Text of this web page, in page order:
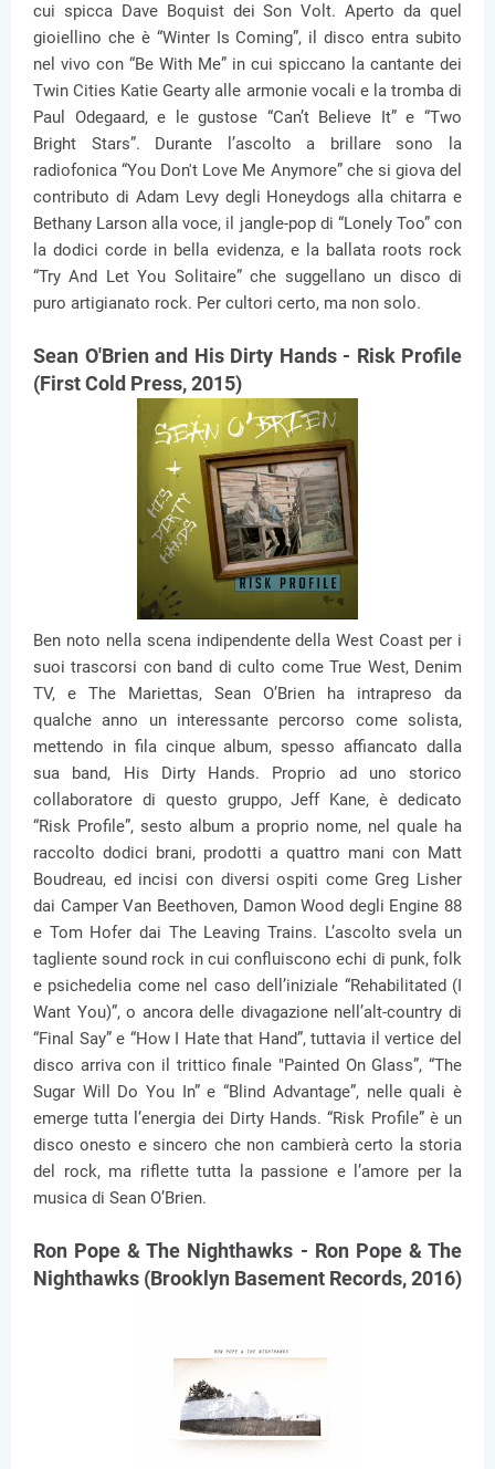
cui spicca Dave Boquist dei Son Volt. Aperto da quel
gioiellino che è “Winter Is Coming”, il disco entra subito
nel vivo con “Be With Me” in cui spiccano la cantante dei
Twin Cities Katie Gearty alle armonie vocali e la tromba di
Paul Odegaard, e le gustose “Can’t Believe It” e “Two
Bright Stars”. Durante l’ascolto a brillare sono la
radiofonica “You Don't Love Me Anymore” che si giova del
contributo di Adam Levy degli Honeydogs alla chitarra e
Bethany Larson alla voce, il jangle-pop di “Lonely Too” con
la dodici corde in bella evidenza, e la ballata roots rock
“Try And Let You Solitaire” che suggellano un disco di
puro artigianato rock. Per cultori certo, ma non solo.
Sean O'Brien and His Dirty Hands - Risk Profile
(First Cold Press, 2015)
Ben noto nella scena indipendente della West Coast per i
suoi trascorsi con band di culto come True West, Denim
TV, e The Mariettas, Sean O’Brien ha intrapreso da
qualche anno un interessante percorso come solista,
mettendo in fila cinque album, spesso affiancato dalla
sua band, His Dirty Hands. Proprio ad uno storico
collaboratore di questo gruppo, Jeff Kane, è dedicato
“Risk Profile”, sesto album a proprio nome, nel quale ha
raccolto dodici brani, prodotti a quattro mani con Matt
Boudreau, ed incisi con diversi ospiti come Greg Lisher
dai Camper Van Beethoven, Damon Wood degli Engine 88
e Tom Hofer dai The Leaving Trains. L’ascolto svela un
tagliente sound rock in cui confluiscono echi di punk, folk
e psichedelia come nel caso dell’iniziale “Rehabilitated (I
Want You)”, o ancora delle divagazione nell’alt-country di
“Final Say” e “How I Hate that Hand”, tuttavia il vertice del
disco arriva con il trittico finale "Painted On Glass”, “The
Sugar Will Do You In” e “Blind Advantage”, nelle quali è
emerge tutta l’energia dei Dirty Hands. “Risk Profile” è un
disco onesto e sincero che non cambierà certo la storia
del rock, ma riflette tutta la passione e l’amore per la
musica di Sean O’Brien.
Ron Pope & The Nighthawks - Ron Pope & The
Nighthawks (Brooklyn Basement Records, 2016)